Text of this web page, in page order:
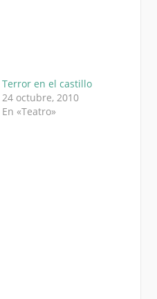
Terror en el castillo
24 octubre, 2010
En «Teatro»